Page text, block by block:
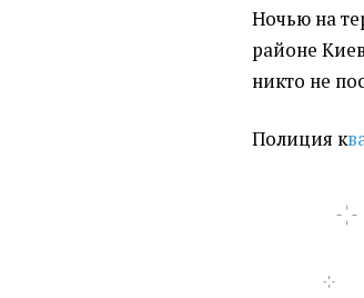
Ночью на
районе
никто не
Полиция к